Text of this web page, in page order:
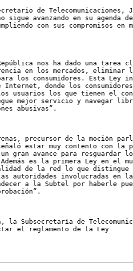
de Telecomunicaciones,
sigue avanzando en su agenda de
con sus compromisos en
nos ha dado una tarea
en los mercados, eliminar
los consumidores. Esta Ley
donde los
usuarios los que tienen el
mejor servicio y navegar
abusivas”.
precursor de la moción
estar muy contento con la
gran avance para resguardar
es la primera Ley en el
de la red lo que distingue
autoridades involucradas en
a la Subtel por haberle
Subsecretaría de
el reglamento de la Ley